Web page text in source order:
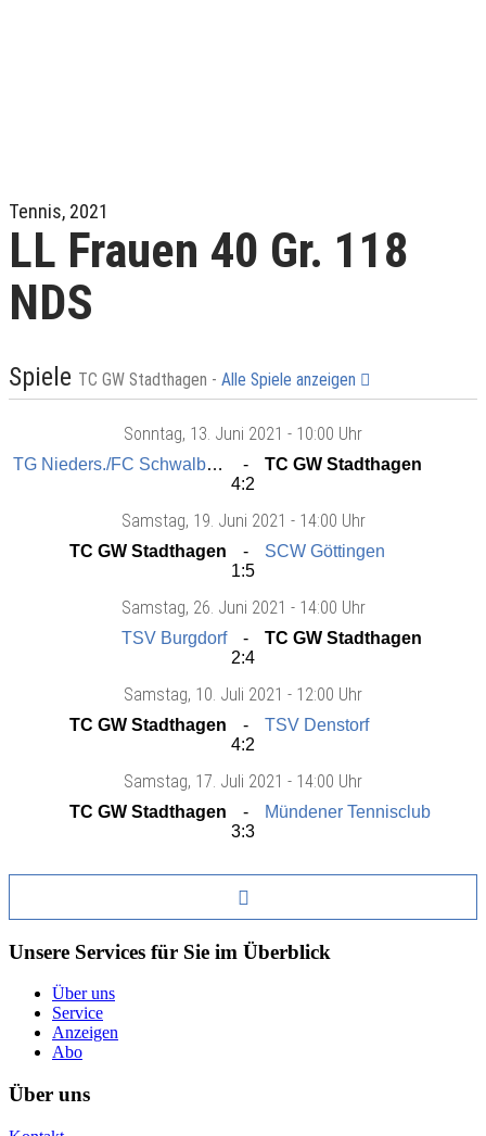
Tennis, 2021
LL Frauen 40 Gr. 118
NDS
Spiele TC GW Stadthagen - Alle Spiele anzeigen
Sonntag, 13. Juni 2021 - 10:00 Uhr
TG Nieders./FC Schwalbe Döhren
TC GW Stadthagen
4:2
Samstag, 19. Juni 2021 - 14:00 Uhr
TC GW Stadthagen
SCW Göttingen
1:5
Samstag, 26. Juni 2021 - 14:00 Uhr
TSV Burgdorf
TC GW Stadthagen
2:4
Samstag, 10. Juli 2021 - 12:00 Uhr
TC GW Stadthagen
TSV Denstorf
4:2
Samstag, 17. Juli 2021 - 14:00 Uhr
TC GW Stadthagen
Mündener Tennisclub
3:3
Unsere Services für Sie im Überblick
Über uns
Service
Anzeigen
Abo
Über uns